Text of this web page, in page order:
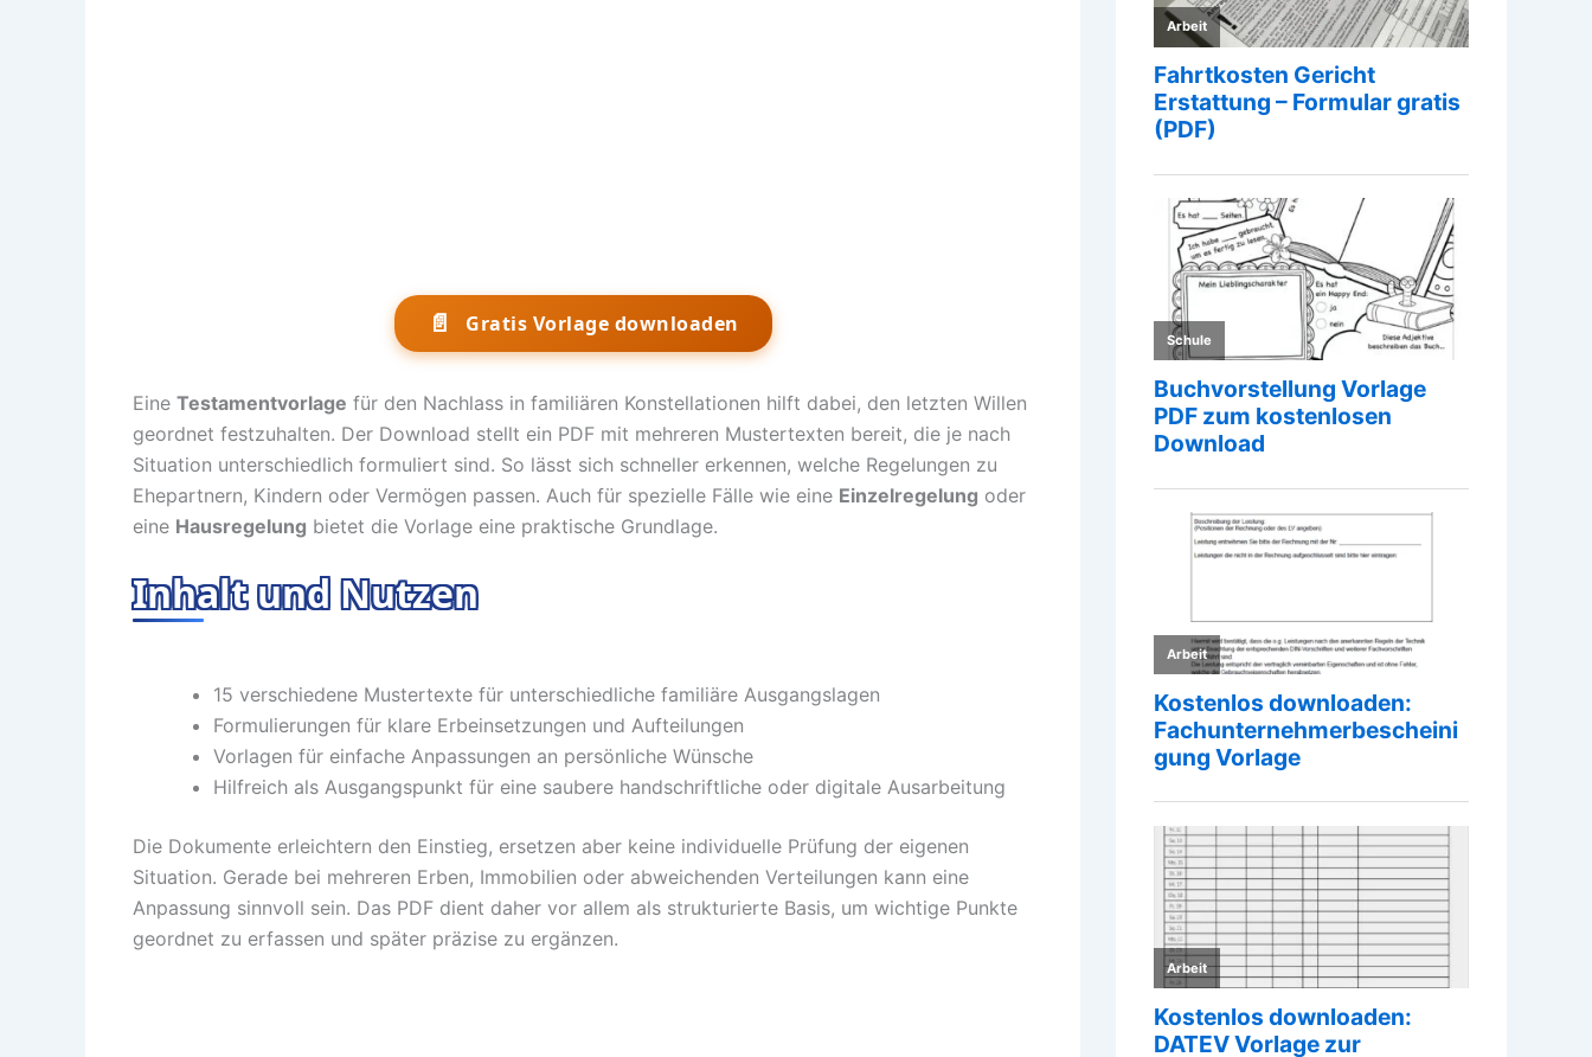
📄 Gratis Vorlage downloaden
Eine Testamentvorlage für den Nachlass in familiären Konstellationen hilft dabei, den letzten Willen
geordnet festzuhalten. Der Download stellt ein PDF mit mehreren Mustertexten bereit, die je nach
Situation unterschiedlich formuliert sind. So lässt sich schneller erkennen, welche Regelungen zu
Ehepartnern, Kindern oder Vermögen passen. Auch für spezielle Fälle wie eine Einzelregelung oder
eine Hausregelung bietet die Vorlage eine praktische Grundlage.
Inhalt und Nutzen
15 verschiedene Mustertexte für unterschiedliche familiäre Ausgangslagen
Formulierungen für klare Erbeinsetzungen und Aufteilungen
Vorlagen für einfache Anpassungen an persönliche Wünsche
Hilfreich als Ausgangspunkt für eine saubere handschriftliche oder digitale Ausarbeitung
Die Dokumente erleichtern den Einstieg, ersetzen aber keine individuelle Prüfung der eigenen
Situation. Gerade bei mehreren Erben, Immobilien oder abweichenden Verteilungen kann eine
Anpassung sinnvoll sein. Das PDF dient daher vor allem als strukturierte Basis, um wichtige Punkte
geordnet zu erfassen und später präzise zu ergänzen.